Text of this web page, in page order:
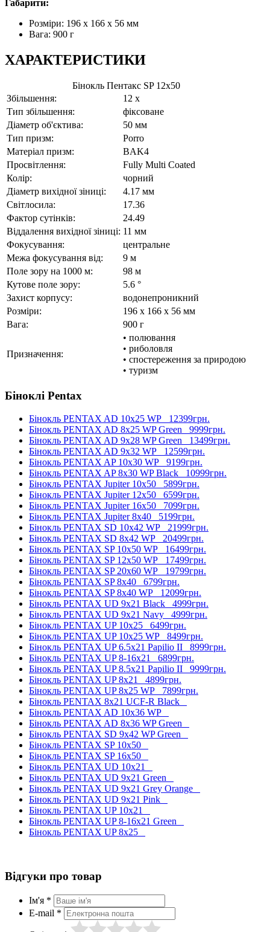
Габарити:
Розміри: 196 x 166 x 56 мм
Вага: 900 г
ХАРАКТЕРИСТИКИ
Бінокль Пентакс SP 12x50
Збільшення:
12 x
Тип збільшення:
фіксоване
Діаметр об'єктива:
50 мм
Тип призм:
Porro
Матеріал призм:
BAK4
Просвітлення:
Fully Multi Coated
Колір:
чорний
Діаметр вихідної зіниці:
4.17 мм
Світлосила:
17.36
Фактор сутінків:
24.49
Віддалення вихідної зіниці: 11 мм
Фокусування:
центральне
Межа фокусування від:
9 м
Поле зору на 1000 м:
98 м
Кутове поле зору:
5.6 °
Захист корпусу:
водонепроникний
Розміри:
196 x 166 x 56 мм
Вага:
900 г
Призначення:
• полювання
• риболовля
• спостереження за природою
• туризм
Біноклі Pentax
Бінокль PENTAX AD 10x25 WP 12399грн.
Бінокль PENTAX AD 8x25 WP Green 9999грн.
Бінокль PENTAX AD 9x28 WP Green 13499грн.
Бінокль PENTAX AD 9x32 WP 12599грн.
Бінокль PENTAX AP 10x30 WP 9199грн.
Бінокль PENTAX AP 8x30 WP Black 10999грн.
Бінокль PENTAX Jupiter 10x50 5899грн.
Бінокль PENTAX Jupiter 12x50 6599грн.
Бінокль PENTAX Jupiter 16x50 7099грн.
Бінокль PENTAX Jupiter 8x40 5199грн.
Бінокль PENTAX SD 10x42 WP 21999грн.
Бінокль PENTAX SD 8x42 WP 20499грн.
Бінокль PENTAX SP 10x50 WP 16499грн.
Бінокль PENTAX SP 12x50 WP 17499грн.
Бінокль PENTAX SP 20x60 WP 19799грн.
Бінокль PENTAX SP 8x40 6799грн.
Бінокль PENTAX SP 8x40 WP 12099грн.
Бінокль PENTAX UD 9x21 Black 4999грн.
Бінокль PENTAX UD 9x21 Navy 4999грн.
Бінокль PENTAX UP 10x25 6499грн.
Бінокль PENTAX UP 10x25 WP 8499грн.
Бінокль PENTAX UP 6.5x21 Papilio II 8999грн.
Бінокль PENTAX UP 8-16x21 6899грн.
Бінокль PENTAX UP 8.5x21 Papilio II 9999грн.
Бінокль PENTAX UP 8x21 4899грн.
Бінокль PENTAX UP 8x25 WP 7899грн.
Бінокль PENTAX 8x21 UCF-R Black
Бінокль PENTAX AD 10x36 WP
Бінокль PENTAX AD 8x36 WP Green
Бінокль PENTAX SD 9x42 WP Green
Бінокль PENTAX SP 10x50
Бінокль PENTAX SP 16x50
Бінокль PENTAX UD 10x21
Бінокль PENTAX UD 9x21 Green
Бінокль PENTAX UD 9x21 Grey Orange
Бінокль PENTAX UD 9x21 Pink
Бінокль PENTAX UP 10x21
Бінокль PENTAX UP 8-16x21 Green
Бінокль PENTAX UP 8x25
Відгуки про товар
Ім'я *
E-mail *